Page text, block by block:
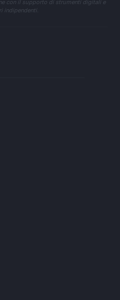
con il supporto di strumenti digitali e
indipendenti.